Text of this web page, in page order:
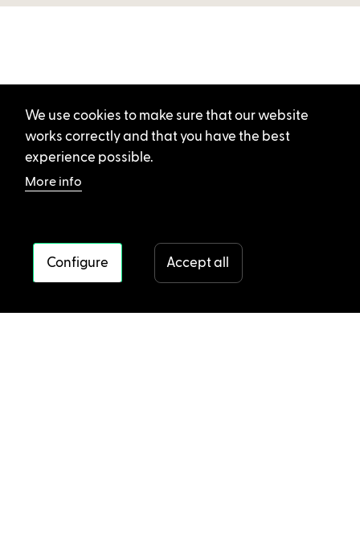
We use cookies to make sure that our website
works correctly and that you have the best
experience possible.
More info
Configure Accept all